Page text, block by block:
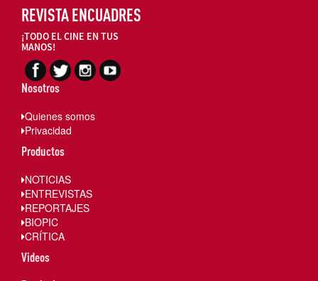
REVISTA ENCUADRES
¡TODO EL CINE EN TUS
MANOS!
Nosotros
Quienes somos
Privacidad
Productos
NOTICIAS
ENTREVISTAS
REPORTAJES
BIOPIC
CRÍTICA
Videos